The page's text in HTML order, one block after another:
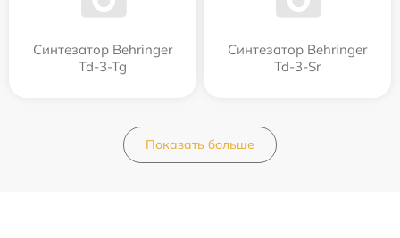
Синтезатор Behringer
Td-3-Tg
Синтезатор Behringer
Td-3-Sr
Показать больше